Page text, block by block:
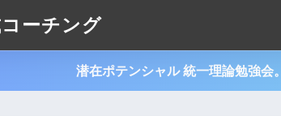
ーチング
潜在ポテンシャル 統一理論勉強会。